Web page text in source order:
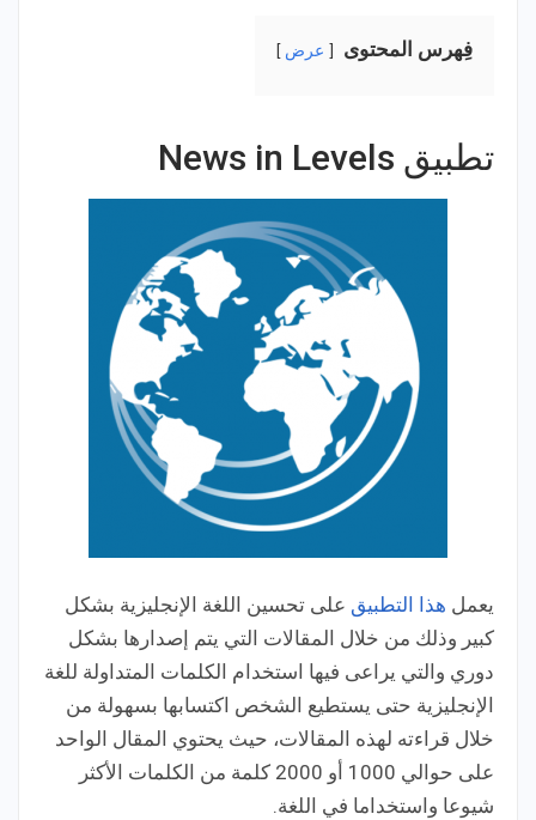
فِهرس المحتوى عرض
تطبيق News in Levels
يعمل هذا التطبيق على تحسين اللغة الإنجليزية بشكل
كبير وذلك من خلال المقالات التي يتم إصدارها بشكل
دوري والتي يراعى فيها استخدام الكلمات المتداولة للغة
الإنجليزية حتى يستطيع الشخص اكتسابها بسهولة من
خلال قراءته لهذه المقالات، حيث يحتوي المقال الواحد
على حوالي 1000 أو 2000 كلمة من الكلمات الأكثر
شيوعا واستخداما في اللغة.